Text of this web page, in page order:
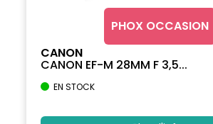
PHOX OCCASION
CANON
CANON EF-M 28MM F 3,5...
EN STOCK